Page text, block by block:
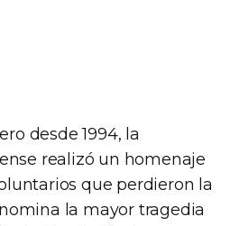
desde 1994, la
realizó un homenaje
que perdieron la
la mayor tragedia